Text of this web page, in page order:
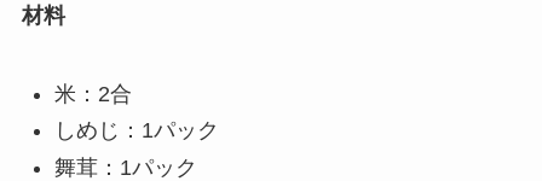
材料
米：2合
しめじ：1パック
舞茸：1パック